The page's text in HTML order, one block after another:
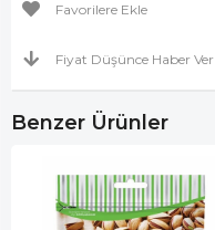
Favorilere Ekle
Fiyat Düşünce Haber Ver
Benzer Ürünler